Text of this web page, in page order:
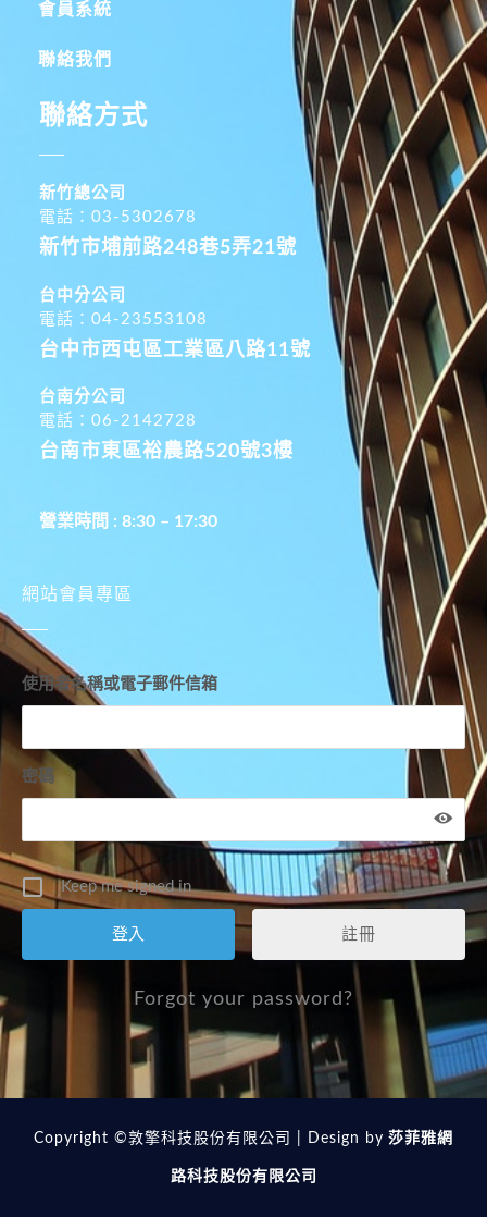
會員系統
聯絡我們
聯絡方式
新竹總公司
電話：03-5302678
新竹市埔前路248巷5弄21號
台中分公司
電話：04-23553108
台中市西屯區工業區八路11號
台南分公司
電話：06-2142728
台南市東區裕農路520號3樓
營業時間 : 8:30 – 17:30
網站會員專區
使用者名稱或電子郵件信箱
密碼
Keep me signed in
註冊
Forgot your password?
Copyright ©敦擎科技股份有限公司 | Design by 莎菲雅網
路科技股份有限公司